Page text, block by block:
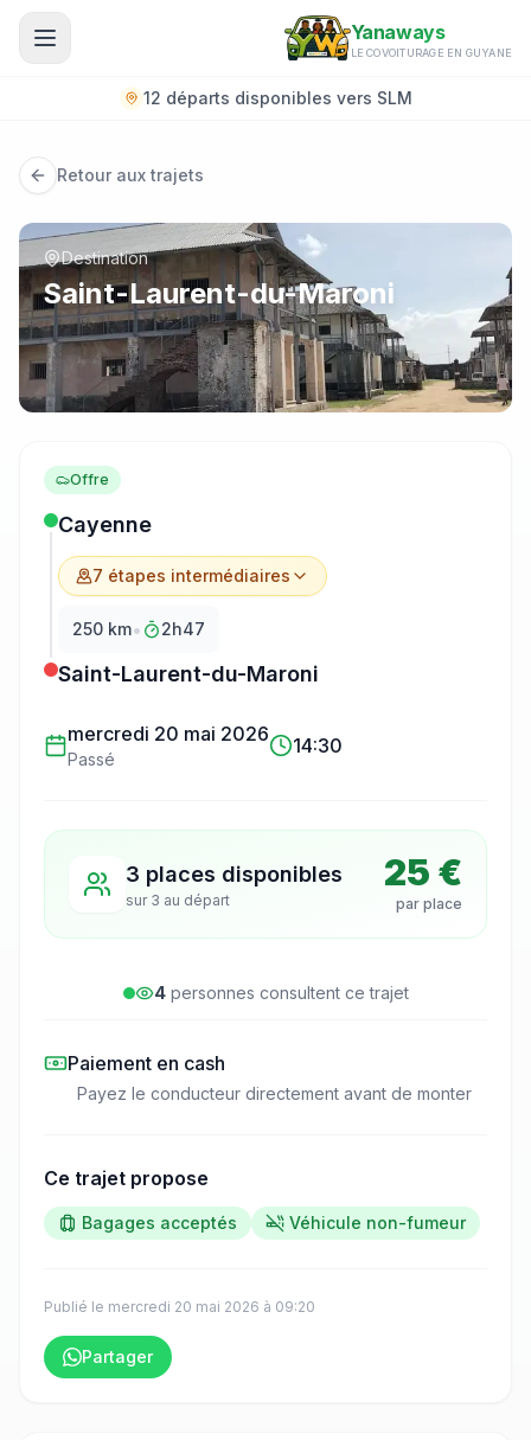
Aller au contenu principal
Yanaways
LE COVOITURAGE EN GUYANE
12 départs disponibles vers SLM
Retour aux trajets
Destination
Saint-Laurent-du-Maroni
Offre
Cayenne
7 étapes intermédiaires
250 km• 2h47
Saint-Laurent-du-Maroni
mercredi 20 mai 2026
Passé
14:30
3 places disponibles
sur 3 au départ
25 €
par place
4personnes consultentce trajet
Paiement en cash
Payez le conducteur directement avant de monter
Ce trajet propose
Bagages acceptés Véhicule non-fumeur
Publié le mercredi 20 mai 2026 à 09:20
Partager